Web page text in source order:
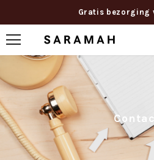
Gratis bezorging